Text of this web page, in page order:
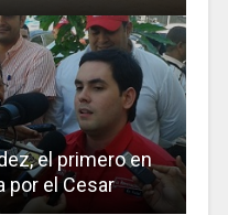
el primero en
por el Cesar